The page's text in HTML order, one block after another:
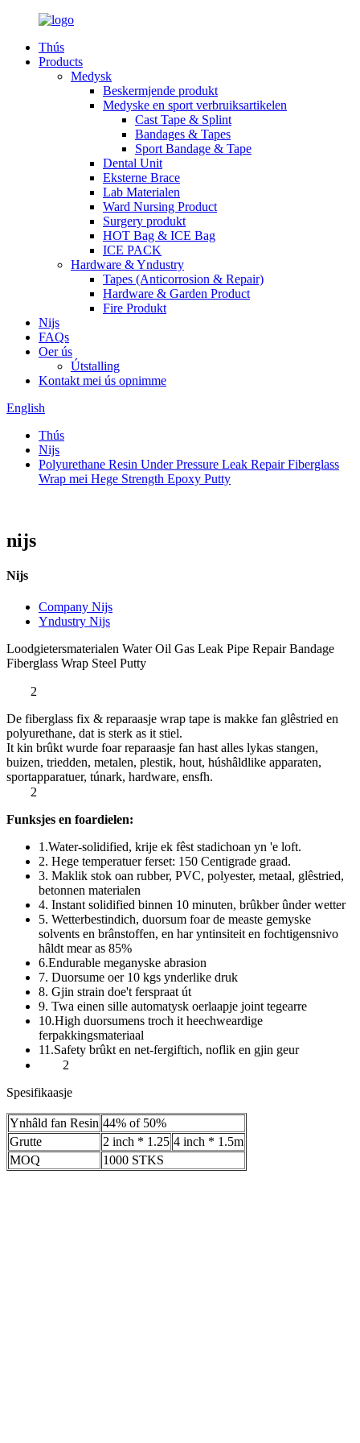
Thús
Products
Medysk
Beskermjende produkt
Medyske en sport verbruiksartikelen
Cast Tape & Splint
Bandages & Tapes
Sport Bandage & Tape
Dental Unit
Eksterne Brace
Lab Materialen
Ward Nursing Product
Surgery produkt
HOT Bag & ICE Bag
ICE PACK
Hardware & Yndustry
Tapes (Anticorrosion & Repair)
Hardware & Garden Product
Fire Produkt
Nijs
FAQs
Oer ús
Útstalling
Kontakt mei ús opnimme
English
Thús
Nijs
Polyurethane Resin Under Pressure Leak Repair Fiberglass
Wrap mei Hege Strength Epoxy Putty
nijs
Nijs
Company Nijs
Yndustry Nijs
Loodgietersmaterialen Water Oil Gas Leak Pipe Repair Bandage
Fiberglass Wrap Steel Putty
2
De fiberglass fix & reparaasje wrap tape is makke fan glêstried en
polyurethane, dat is sterk as it stiel.
It kin brûkt wurde foar reparaasje fan hast alles lykas stangen,
buizen, triedden, metalen, plestik, hout, húshâldlike apparaten,
sportapparatuer, túnark, hardware, ensfh.
2
Funksjes en foardielen:
1.Water-solidified, krije ek fêst stadichoan yn 'e loft.
2. Hege temperatuer ferset: 150 Centigrade graad.
3. Maklik stok oan rubber, PVC, polyester, metaal, glêstried,
betonnen materialen
4. Instant solidified binnen 10 minuten, brûkber ûnder wetter
5. Wetterbestindich, duorsum foar de measte gemyske
solvents en brânstoffen, en har yntinsiteit en fochtigensnivo
hâldt mear as 85%
6.Endurable meganyske abrasion
7. Duorsume oer 10 kgs ynderlike druk
8. Gjin strain doe't ferspraat út
9. Twa einen sille automatysk oerlaapje joint tegearre
10.High duorsumens troch it heechweardige
ferpakkingsmateriaal
11.Safety brûkt en net-fergiftich, noflik en gjin geur
2
Spesifikaasje
Ynhâld fan Resin 44% of 50%
Grutte
2 inch * 1.25 4 inch * 1.5m
MOQ
1000 STKS